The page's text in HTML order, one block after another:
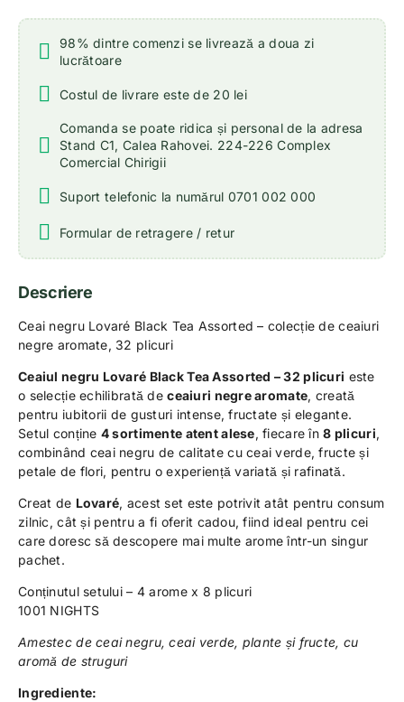
98% dintre comenzi se livrează a doua zi
lucrătoare
Costul de livrare este de 20 lei
Comanda se poate ridica și personal de la adresa
Stand C1, Calea Rahovei. 224-226 Complex
Comercial Chirigii
Suport telefonic la numărul 0701 002 000
Formular de retragere / retur
Descriere
Ceai negru Lovaré Black Tea Assorted – colecție de ceaiuri
negre aromate, 32 plicuri
Ceaiul negru Lovaré Black Tea Assorted – 32 plicuri este
o selecție echilibrată deceaiuri negre aromate, creată
pentru iubitorii de gusturi intense, fructate și elegante.
Setul conține 4 sortimente atent alese, fiecare în8 plicuri,
combinând ceai negru de calitate cu ceai verde, fructe și
petale de flori, pentru o experiență variată și rafinată.
Creat de Lovaré, acest set este potrivit atât pentru consum
zilnic, cât și pentru a fi oferit cadou, fiind ideal pentru cei
care doresc să descopere mai multe arome într-un singur
pachet.
Conținutul setului – 4 arome x 8 plicuri
1001 NIGHTS
Amestec de ceai negru, ceai verde, plante și fructe, cu
aromă de struguri
Ingrediente: